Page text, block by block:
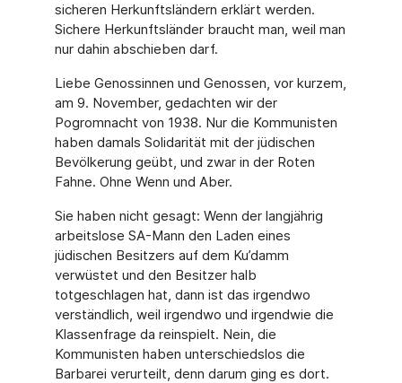
sicheren Herkunftsländern erklärt werden.
Sichere Herkunftsländer braucht man, weil man
nur dahin abschieben darf.
Liebe Genossinnen und Genossen, vor kurzem,
am 9. November, gedachten wir der
Pogromnacht von 1938. Nur die Kommunisten
haben damals Solidarität mit der jüdischen
Bevölkerung geübt, und zwar in der Roten
Fahne. Ohne Wenn und Aber.
Sie haben nicht gesagt: Wenn der langjährig
arbeitslose SA-Mann den Laden eines
jüdischen Besitzers auf dem Ku’damm
verwüstet und den Besitzer halb
totgeschlagen hat, dann ist das irgendwo
verständlich, weil irgendwo und irgendwie die
Klassenfrage da reinspielt. Nein, die
Kommunisten haben unterschiedslos die
Barbarei verurteilt, denn darum ging es dort.